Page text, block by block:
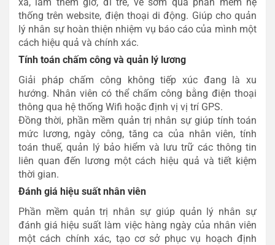
thống trên website, điện thoại di động. Giúp cho quản
lý nhân sự hoàn thiện nhiệm vụ báo cáo của mình một
cách hiệu quả và chính xác.
Tính toán chấm công và quản lý lương
Giải pháp chấm công không tiếp xúc đang là xu
hướng. Nhân viên có thể chấm công bằng điện thoại
thông qua hệ thống Wifi hoặc định vị vị trí GPS.
Đồng thời, phần mềm quản trị nhân sự giúp tính toán
mức lương, ngày công, tăng ca của nhân viên, tính
toán thuế, quản lý bảo hiểm và lưu trữ các thông tin
liên quan đến lương một cách hiệu quả và tiết kiệm
thời gian.
Đánh giá hiệu suất nhân viên
Phần mềm quản trị nhân sự giúp quản lý nhân sự
đánh giá hiệu suất làm việc hàng ngày của nhân viên
một cách chính xác, tạo cơ sở phục vụ hoạch định